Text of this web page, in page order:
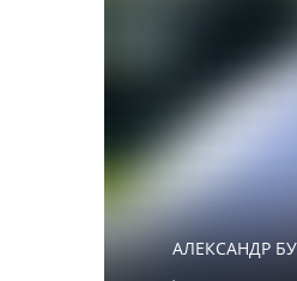
АЛЕКСАНДР